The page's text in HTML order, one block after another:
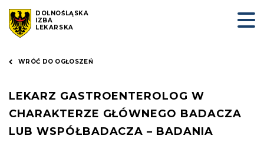
DOLNOŚLĄSKA
IZBA
LEKARSKA
WRÓĆ DO OGŁOSZEŃ
LEKARZ GASTROENTEROLOG W
CHARAKTERZE GŁÓWNEGO BADACZA
LUB WSPÓŁBADACZA – BADANIA